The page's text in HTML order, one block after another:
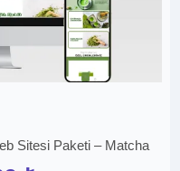
Sitesi Paketi – Matcha